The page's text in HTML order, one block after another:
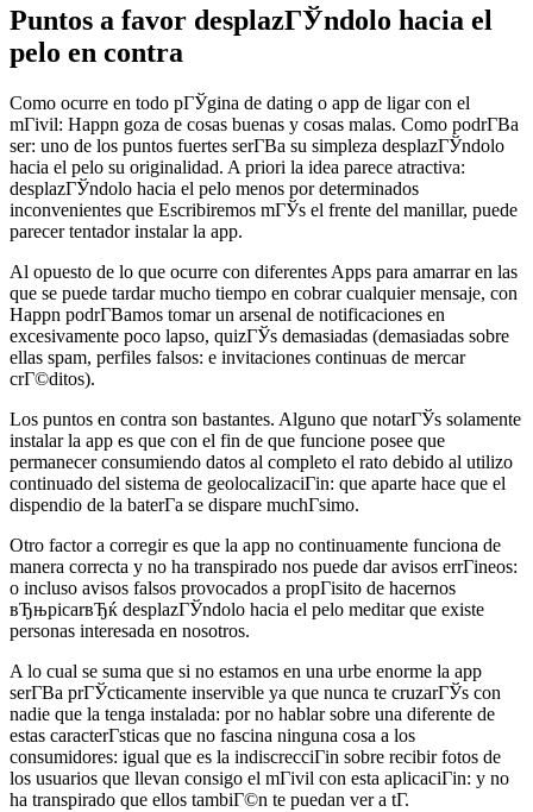
Puntos a favor desplazГЎndolo hacia el
pelo en contra
Como ocurre en todo pГЎgina de dating o app de ligar con el
mГіvil: Happn goza de cosas buenas y cosas malas. Como podrГ­В­a
ser: uno de los puntos fuertes serГ­В­a su simpleza desplazГЎndolo
hacia el pelo su originalidad. A priori la idea parece atractiva:
desplazГЎndolo hacia el pelo menos por determinados
inconvenientes que Escribiremos mГЎs el frente del manillar, puede
parecer tentador instalar la app.
Al opuesto de lo que ocurre con diferentes Apps para amarrar en las
que se puede tardar mucho tiempo en cobrar cualquier mensaje, con
Happn podrГ­В­amos tomar un arsenal de notificaciones en
excesivamente poco lapso, quizГЎs demasiadas (demasiadas sobre
ellas spam, perfiles falsos: e invitaciones continuas de mercar
crГ©ditos).
Los puntos en contra son bastantes. Alguno que notarГЎs solamente
instalar la app es que con el fin de que funcione posee que
permanecer consumiendo datos al completo el rato debido al utilizo
continuado del sistema de geolocalizaciГіn: que aparte hace que el
dispendio de la baterГ­a se dispare muchГ­simo.
Otro factor a corregir es que la app no continuamente funciona de
manera correcta y no ha transpirado nos puede dar avisos errГіneos:
o incluso avisos falsos provocados a propГіsito de hacernos
вЂњpicarвЂќ desplazГЎndolo hacia el pelo meditar que existe
personas interesada en nosotros.
A lo cual se suma que si no estamos en una urbe enorme la app
serГ­В­a prГЎcticamente inservible ya que nunca te cruzarГЎs con
nadie que la tenga instalada: por no hablar sobre una diferente de
estas caracterГ­sticas que no fascina ninguna cosa a los
consumidores: igual que es la indiscrecciГіn sobre recibir fotos de
los usuarios que llevan consigo el mГіvil con esta aplicaciГіn: y no
ha transpirado que ellos tambiГ©n te puedan ver a tГ­.